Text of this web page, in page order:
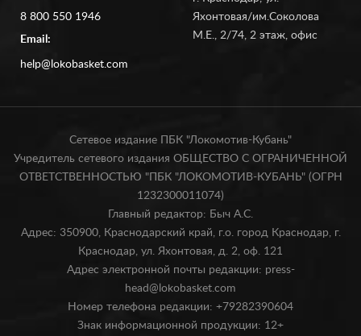
8 800 550 1946
Email:
help@lokobasket.com
Яхонтовая/им.Соколова
М.Е., 2/74, 2 этаж, офис
Сетевое издание ПБК "Локомотив-Кубань"
Учредитель сетевого издания ОБЩЕСТВО С ОГРАНИЧЕННОЙ
ОТВЕТСТВЕННОСТЬЮ "ПБК "ЛОКОМОТИВ-КУБАНЬ" (ОГРН
1232300011074)
Главный редактор: Быч А.С.
Адрес: 350900, Краснодарский край, г.о. город Краснодар, г.
Краснодар, ул. Яхонтовая, д. 2, оф. 121
Адрес электронной почты редакции: press-
head@lokobasket.com
Номер телефона редакции: +79282390604
Знак информационной продукции: 12+